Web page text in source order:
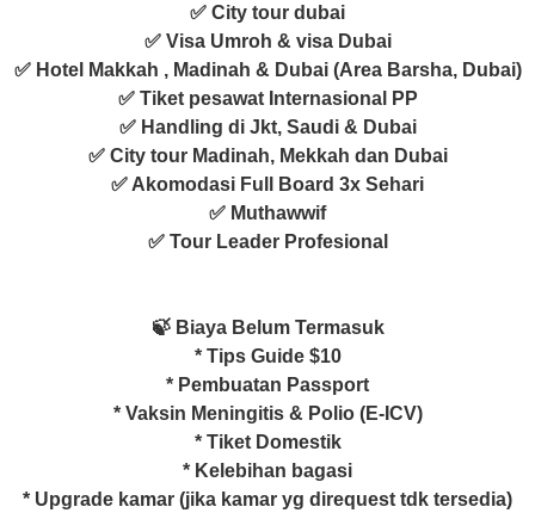
✅ City tour dubai
✅ Visa Umroh & visa Dubai
✅ Hotel Makkah , Madinah & Dubai (Area Barsha, Dubai)
✅ Tiket pesawat Internasional PP
✅ Handling di Jkt, Saudi & Dubai
✅ City tour Madinah, Mekkah dan Dubai
✅ Akomodasi Full Board 3x Sehari
✅ Muthawwif
✅ Tour Leader Profesional
🍃 Biaya Belum Termasuk
* Tips Guide $10
* Pembuatan Passport
* Vaksin Meningitis & Polio (E-ICV)
* Tiket Domestik
* Kelebihan bagasi
* Upgrade kamar (jika kamar yg direquest tdk tersedia)